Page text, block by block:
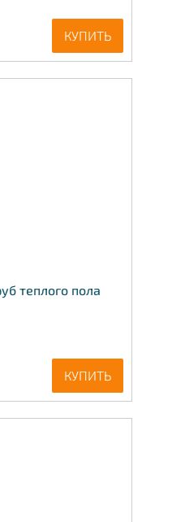
КУПИТЬ
теплого пола
КУПИТЬ